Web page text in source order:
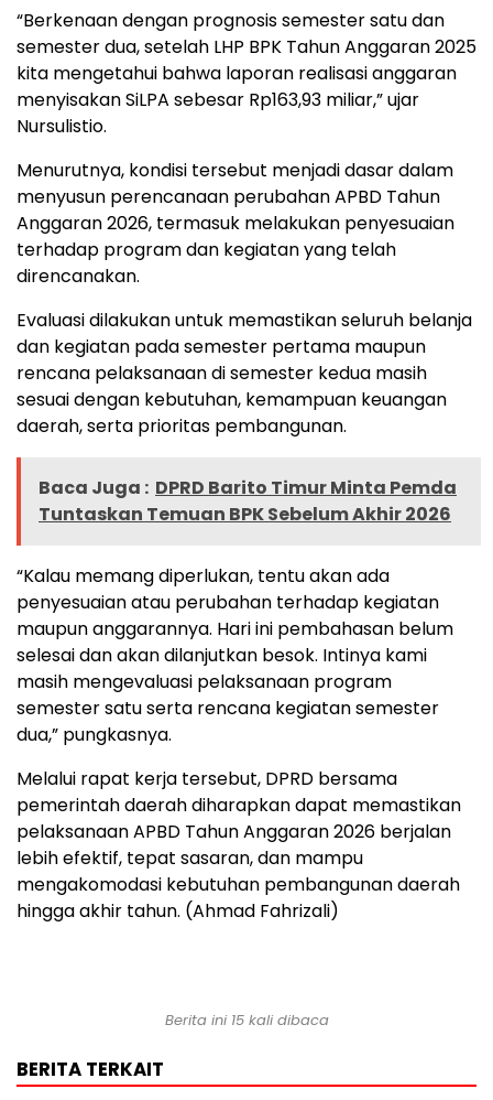
“Berkenaan dengan prognosis semester satu dan
semester dua, setelah LHP BPK Tahun Anggaran 2025
kita mengetahui bahwa laporan realisasi anggaran
menyisakan SiLPA sebesar Rp163,93 miliar,” ujar
Nursulistio.
Menurutnya, kondisi tersebut menjadi dasar dalam
menyusun perencanaan perubahan APBD Tahun
Anggaran 2026, termasuk melakukan penyesuaian
terhadap program dan kegiatan yang telah
direncanakan.
Evaluasi dilakukan untuk memastikan seluruh belanja
dan kegiatan pada semester pertama maupun
rencana pelaksanaan di semester kedua masih
sesuai dengan kebutuhan, kemampuan keuangan
daerah, serta prioritas pembangunan.
Baca Juga : DPRD Barito Timur Minta Pemda
Tuntaskan Temuan BPK Sebelum Akhir 2026
“Kalau memang diperlukan, tentu akan ada
penyesuaian atau perubahan terhadap kegiatan
maupun anggarannya. Hari ini pembahasan belum
selesai dan akan dilanjutkan besok. Intinya kami
masih mengevaluasi pelaksanaan program
semester satu serta rencana kegiatan semester
dua,” pungkasnya.
Melalui rapat kerja tersebut, DPRD bersama
pemerintah daerah diharapkan dapat memastikan
pelaksanaan APBD Tahun Anggaran 2026 berjalan
lebih efektif, tepat sasaran, dan mampu
mengakomodasi kebutuhan pembangunan daerah
hingga akhir tahun. (Ahmad Fahrizali)
Berita ini 15 kali dibaca
BERITA TERKAIT